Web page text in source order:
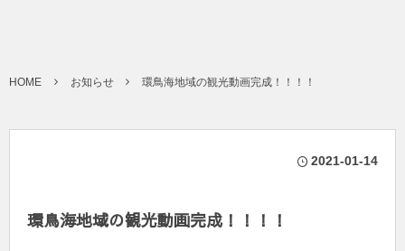
HOME お知らせ 環鳥海地域の観光動画完成！！！！
2021-01-14
環鳥海地域の観光動画完成！！！！